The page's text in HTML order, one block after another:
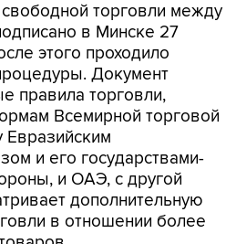
торговли между
в Минске 27
этого проходило
Документ
правила торговли,
Всемирной торговой
Евразийским
и его государствами-
и ОАЭ, с другой
дополнительную
в отношении более